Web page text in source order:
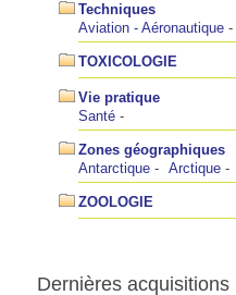
Techniques
Aviation - Aéronautique
TOXICOLOGIE
Vie pratique
Santé
Zones géographiques
Antarctique
Arctique
ZOOLOGIE
Dernières acquisitions